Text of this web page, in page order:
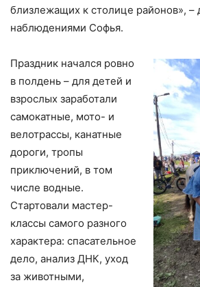
близлежащих к столице районов», –
наблюдениями Софья.
Праздник начался ровно
в полдень – для детей и
взрослых заработали
самокатные, мото- и
велотрассы, канатные
дороги, тропы
приключений, в том
числе водные.
Стартовали мастер-
классы самого разного
характера: спасательное
дело, анализ ДНК, уход
за животными,